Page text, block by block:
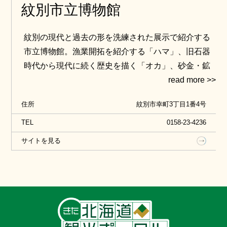
紋別市立博物館
紋別の現代と過去の形を洗練された展示で紹介する
市立博物館。漁業開拓を紹介する「ハマ」、旧石器
時代から現代に続く歴史を描く「オカ」、砂金・鉱
石・金などの地下資源を紹介する「ヤマ」の３大テ
その他、ゴマフ、ワモン、クラカケなどのアザラシ
類やトド、オットセイ、キタキツネ、エゾモモンガ
のはく製、体長６メートルのコイワシクジラの骨格
標本などオホーツクに生息する動物たちも多数展示
住所 紋別市幸町3丁目1番4号
TEL 0158-23-4236
サイトを見る